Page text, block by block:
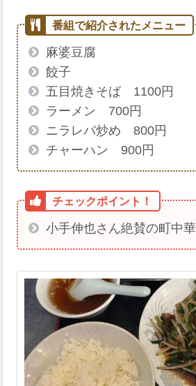
麻婆豆腐
餃子
五目焼きそば 1100円
ラーメン 700円
ニラレバ炒め 800円
チャーハン 900円
小手伸也さん絶賛の町中華